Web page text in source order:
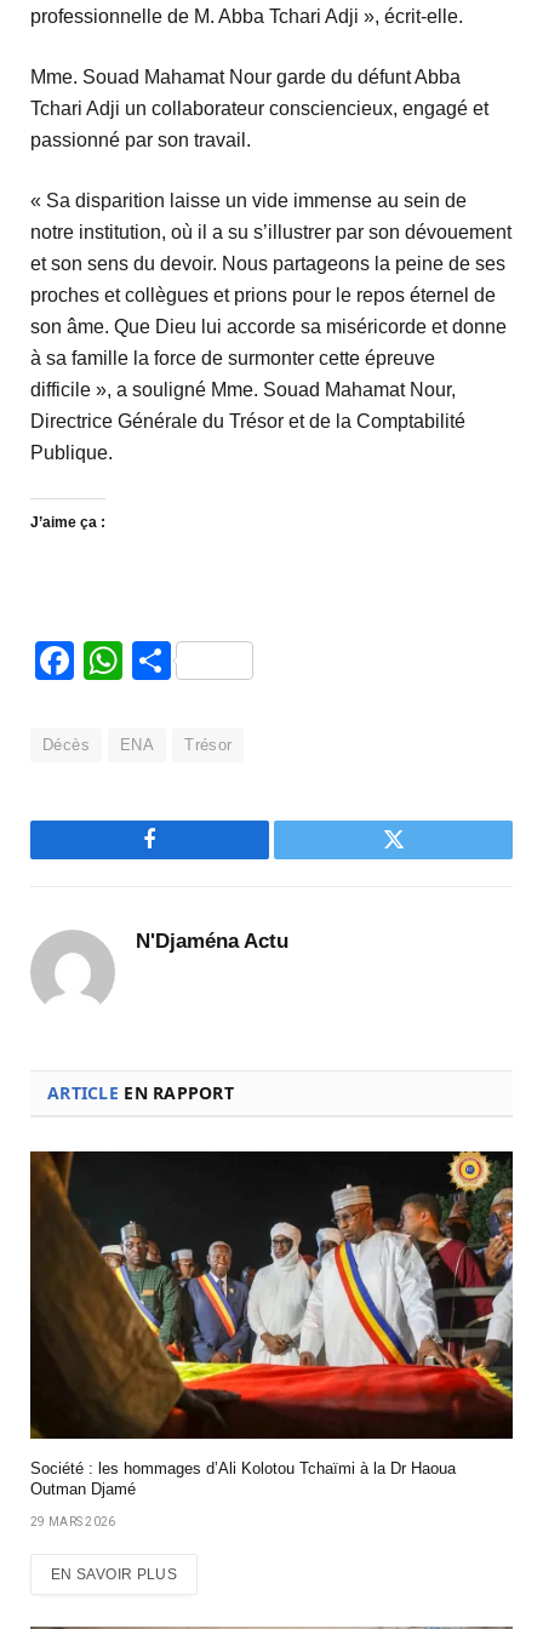
professionnelle de M. Abba Tchari Adji », écrit-elle.
Mme. Souad Mahamat Nour garde du défunt Abba
Tchari Adji un collaborateur consciencieux, engagé et
passionné par son travail.
« Sa disparition laisse un vide immense au sein de
notre institution, où il a su s’illustrer par son dévouement
et son sens du devoir. Nous partageons la peine de ses
proches et collègues et prions pour le repos éternel de
son âme. Que Dieu lui accorde sa miséricorde et donne
à sa famille la force de surmonter cette épreuve
difficile », a souligné Mme. Souad Mahamat Nour,
Directrice Générale du Trésor et de la Comptabilité
Publique.
J’aime ça :
Facebook
WhatsApp
Partager
Décès ENA Trésor
Facebook Twitter
N'Djaména Actu
ARTICLE EN RAPPORT
Société : les hommages d’Ali Kolotou Tchaïmi à la Dr Haoua
Outman Djamé
29 MARS 2026
EN SAVOIR PLUS